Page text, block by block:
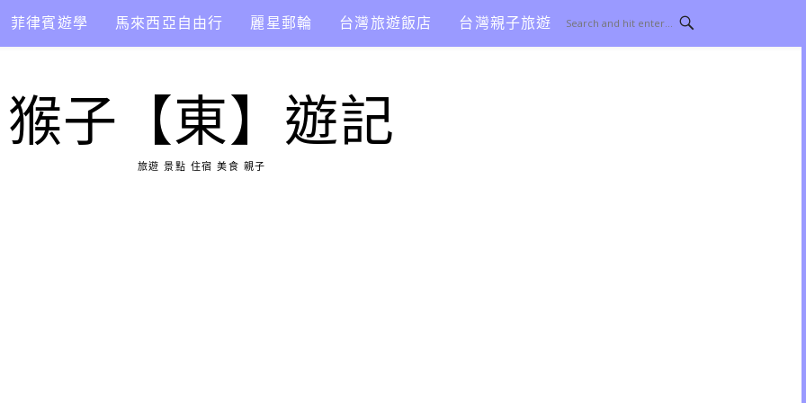
菲律賓遊學 馬來西亞自由行 麗星郵輪 台灣旅遊飯店 台灣親子旅遊
猴子【東】遊記
旅遊 景點 住宿 美食 親子